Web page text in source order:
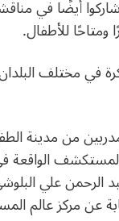
أيضًا في
للأطفال.
في مختلف
من مدينة
المستكشف
علي
عن مركز عالم